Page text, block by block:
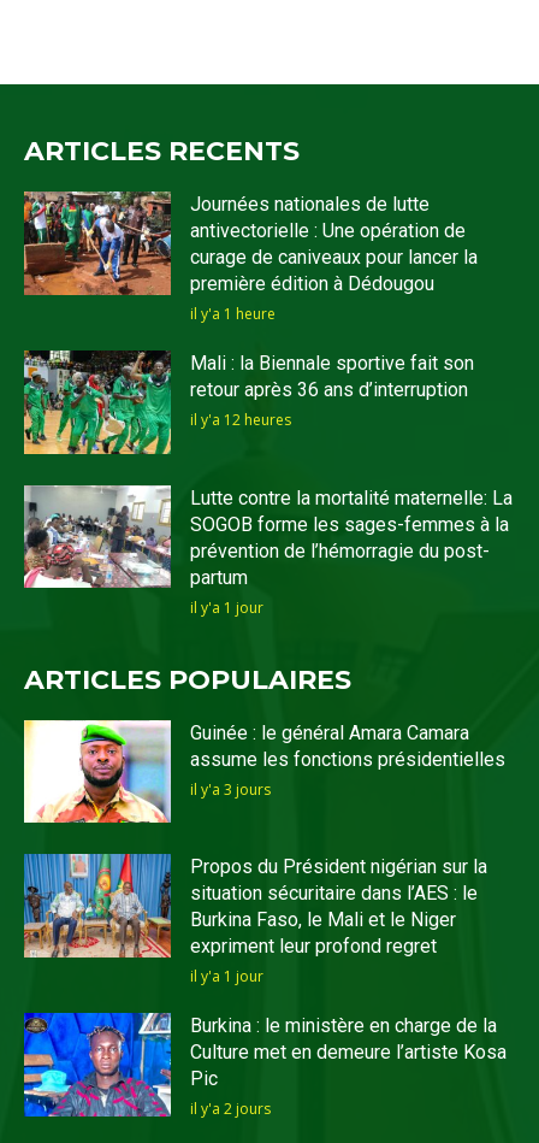
ARTICLES RECENTS
Journées nationales de lutte
antivectorielle : Une opération de
curage de caniveaux pour lancer la
première édition à Dédougou
il y'a 1 heure
Mali : la Biennale sportive fait son
retour après 36 ans d’interruption
il y'a 12 heures
Lutte contre la mortalité maternelle: La
SOGOB forme les sages-femmes à la
prévention de l’hémorragie du post-
partum
il y'a 1 jour
ARTICLES POPULAIRES
Guinée : le général Amara Camara
assume les fonctions présidentielles
il y'a 3 jours
Propos du Président nigérian sur la
situation sécuritaire dans l’AES : le
Burkina Faso, le Mali et le Niger
expriment leur profond regret
il y'a 1 jour
Burkina : le ministère en charge de la
Culture met en demeure l’artiste Kosa
Pic
il y'a 2 jours